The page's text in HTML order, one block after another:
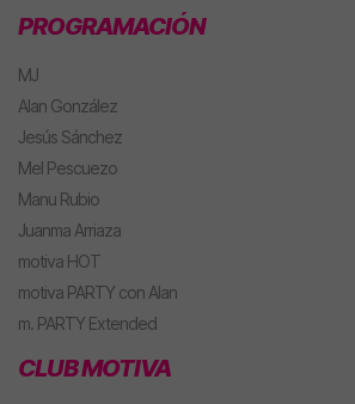
PROGRAMACIÓN
MJ
Alan González
Jesús Sánchez
Mel Pescuezo
Manu Rubio
Juanma Arriaza
motiva HOT
motiva PARTY con Alan
m. PARTY Extended
CLUB MOTIVA